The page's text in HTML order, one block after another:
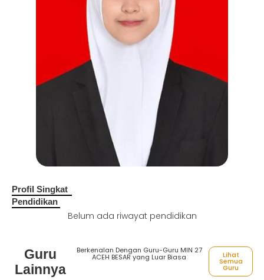
Profil Singkat
Pendidikan
Belum ada riwayat pendidikan
Guru
Lainnya
Berkenalan Dengan Guru-Guru MIN 27
ACEH BESAR yang Luar Biasa Lihat
Semua
Guru